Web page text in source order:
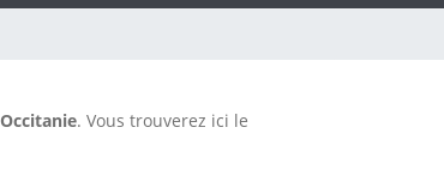
Occitanie. Vous trouverez ici le